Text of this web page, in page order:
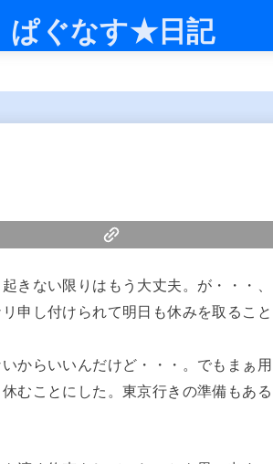
ぱぐなす★日記
きない限りはもう大丈夫。が・・・、
申し付けられて明日も休みを取ること
からいいんだけど・・・。でもまぁ用
むことにした。東京行きの準備もある